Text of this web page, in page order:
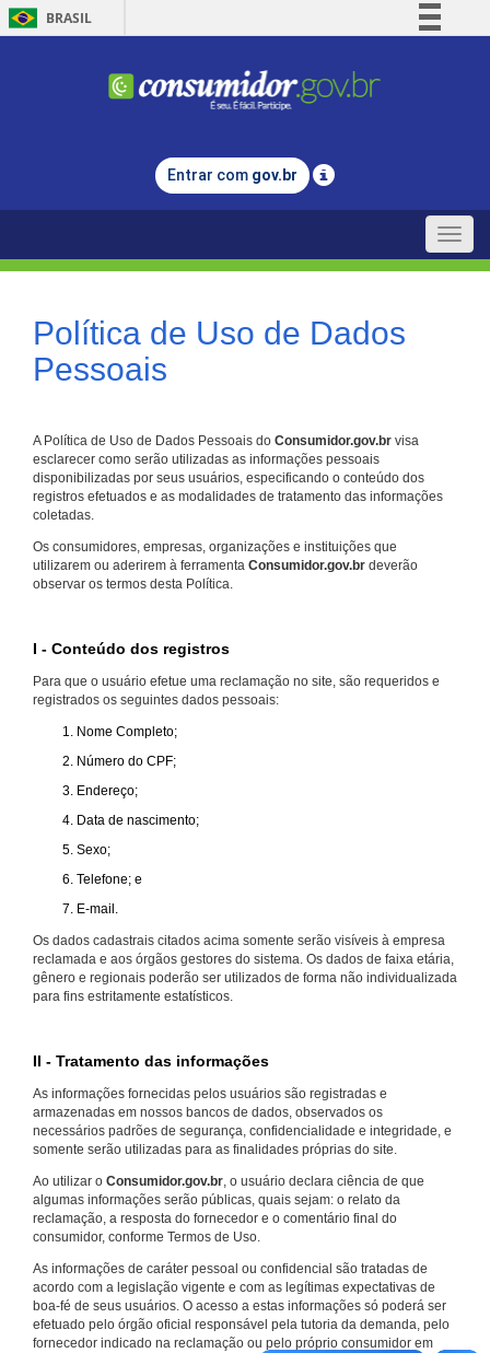
BRASIL
Comunica BR
Legislação
Entrar com gov.br
Toggle
Política de Uso de Dados
Pessoais
A Política de Uso de Dados Pessoais do Consumidor.gov.br visa
esclarecer como serão utilizadas as informações pessoais
disponibilizadas por seus usuários, especificando o conteúdo dos
registros efetuados e as modalidades de tratamento das informações
coletadas.
Os consumidores, empresas, organizações e instituições que
utilizarem ou aderirem à ferramenta Consumidor.gov.br deverão
observar os termos desta Política.
I - Conteúdo dos registros
Para que o usuário efetue uma reclamação no site, são requeridos e
registrados os seguintes dados pessoais:
Nome Completo;
Número do CPF;
Endereço;
Data de nascimento;
Sexo;
Telefone; e
E-mail.
Os dados cadastrais citados acima somente serão visíveis à empresa
reclamada e aos órgãos gestores do sistema. Os dados de faixa etária,
gênero e regionais poderão ser utilizados de forma não individualizada
para fins estritamente estatísticos.
II - Tratamento das informações
As informações fornecidas pelos usuários são registradas e
armazenadas em nossos bancos de dados, observados os
necessários padrões de segurança, confidencialidade e integridade, e
somente serão utilizadas para as finalidades próprias do site.
Ao utilizar o Consumidor.gov.br, o usuário declara ciência de que
algumas informações serão públicas, quais sejam: o relato da
reclamação, a resposta do fornecedor e o comentário final do
consumidor, conforme Termos de Uso.
As informações de caráter pessoal ou confidencial são tratadas de
acordo com a legislação vigente e com as legítimas expectativas de
boa-fé de seus usuários. O acesso a estas informações só poderá ser
efetuado pelo órgão oficial responsável pela tutoria da demanda, pelo
fornecedor indicado na reclamação ou pelo próprio consumidor em